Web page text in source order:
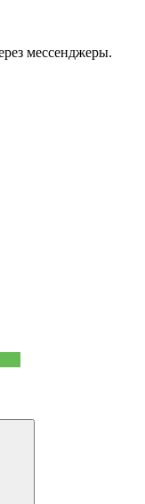
мессенджеры.